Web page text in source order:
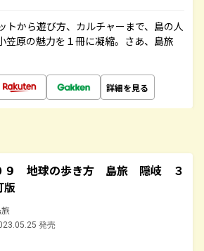
トから遊び方、カルチャーまで、島の人
笠原の魅力を１冊に凝縮。さあ、島旅
詳細を見る
９ 地球の歩き方 島旅 隠岐 ３
版
発売